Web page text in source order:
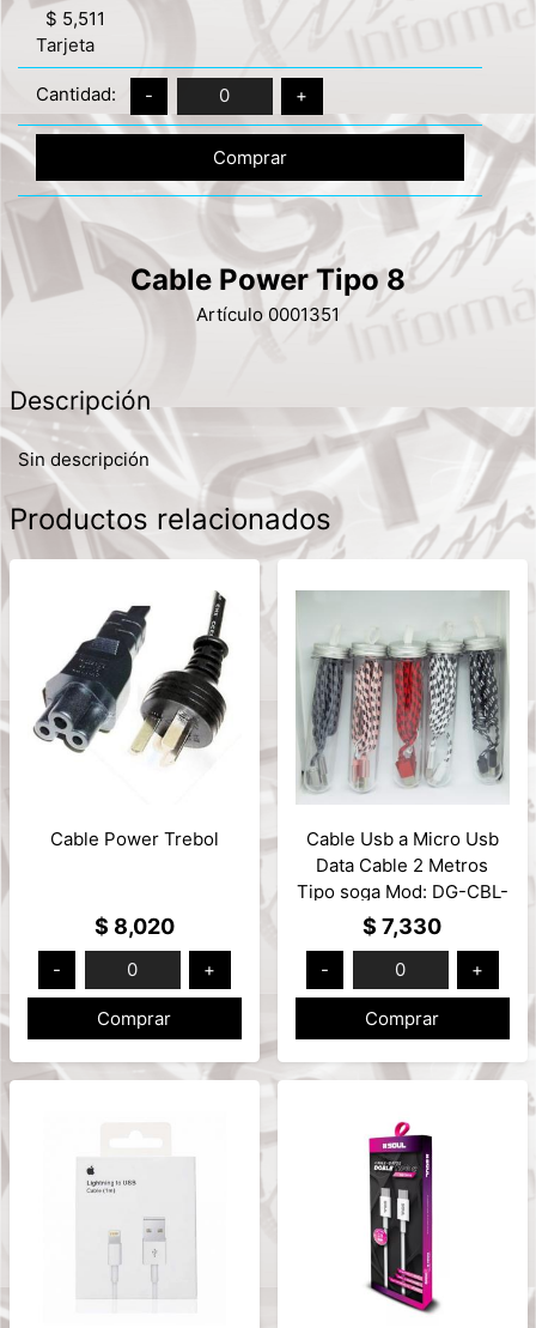
$ 5,511
Tarjeta
Cantidad: - 0 +
Comprar
Cable Power Tipo 8
Artículo 0001351
Descripción
Sin descripción
Productos relacionados
Cable Power Trebol
$ 8,020
- 0 +
Comprar
Cable Usb a Micro Usb
Data Cable 2 Metros
Tipo soga Mod: DG-CBL-
06
$ 7,330
- 0 +
Comprar